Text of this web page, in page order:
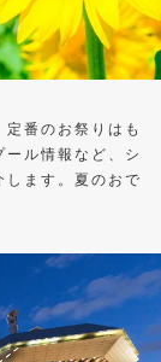
番のお祭りはも
ル情報など、シ
ます。夏のおで